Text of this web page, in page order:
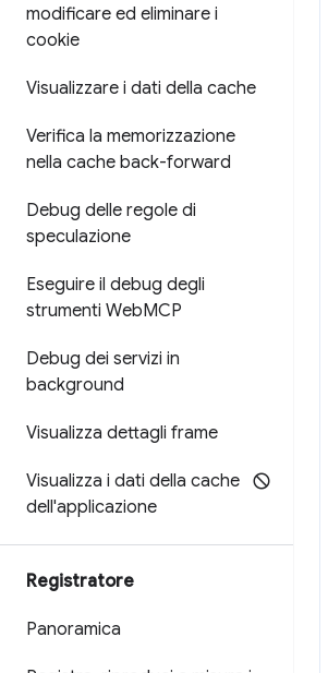
modificare ed eliminare i
cookie
Visualizzare i dati della cache
Verifica la memorizzazione
nella cache back-forward
Debug delle regole di
speculazione
Eseguire il debug degli
strumenti WebMCP
Debug dei servizi in
background
Visualizza dettagli frame
Visualizza i dati della cache
dell'applicazione
Registratore
Panoramica